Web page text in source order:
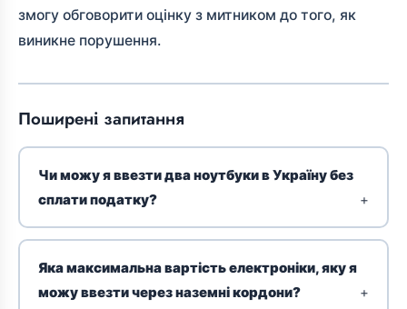
змогу обговорити оцінку з митником до того, як
виникне порушення.
Поширені запитання
Чи можу я ввезти два ноутбуки в Україну без
сплати податку?
Яка максимальна вартість електроніки, яку я
можу ввезти через наземні кордони?